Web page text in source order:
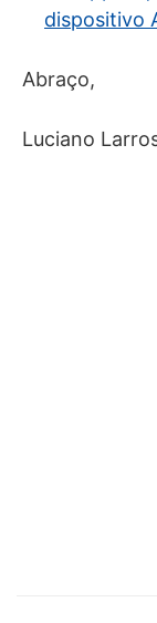
dispositivo
Abraço,
Luciano